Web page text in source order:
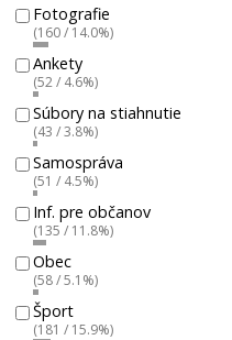
Fotografie
(160 / 14.0%)
Ankety
(52 / 4.6%)
Súbory na stiahnutie
(43 / 3.8%)
Samospráva
(51 / 4.5%)
Inf. pre občanov
(135 / 11.8%)
Obec
(58 / 5.1%)
Šport
(181 / 15.9%)